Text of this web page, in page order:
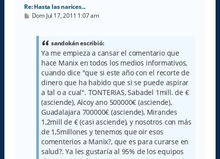
Re: Hasta las narices...
M
Dom Jul 17, 2011 1:07 am
sandokán escribió:
Ya me empieza a cansar el comentario que
hace Manix en todos los medios informativos,
cuando dice "que si este año con el recorte de
dinero que ha habido que si se puede aspirar
a tal o a cual". TONTERIAS, Sabadel 1mill. de €
(asciende), Alcoy ano 500000€ (asciende),
Guadalajara 700000€ (asciende), Mirandes
1,2mill de € (casi asciende), y nosotros con más
de 1,5millones y tenemos que oir esos
comenterios a Manix?, que es para curarse en
salud?. Ya les gustaría al 95% de los equipos